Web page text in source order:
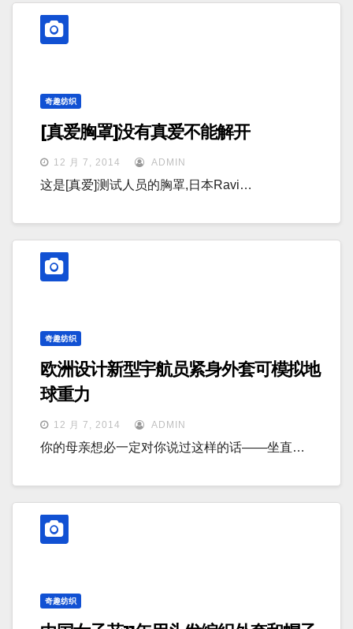
奇趣纺织
[真爱胸罩]没有真爱不能解开
12 月 7, 2014 ADMIN
这是[真爱]测试人员的胸罩,日本Ravi…
奇趣纺织
欧洲设计新型宇航员紧身外套可模拟地
球重力
12 月 7, 2014 ADMIN
你的母亲想必一定对你说过这样的话——坐直…
奇趣纺织